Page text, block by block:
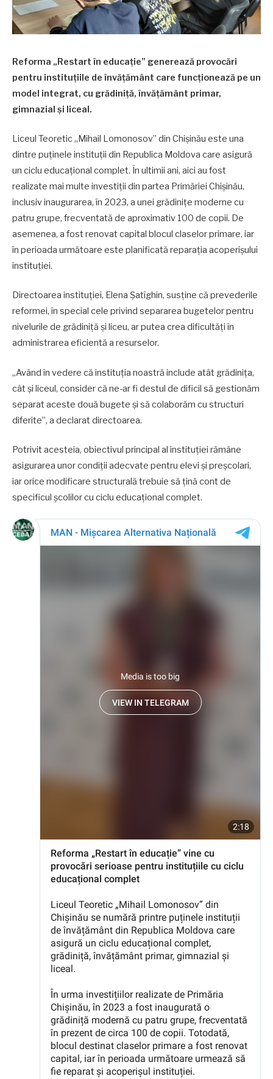
Reforma „Restart în educație” generează provocări
pentru instituțiile de învățământ care funcționează pe un
model integrat, cu grădiniță, învățământ primar,
gimnazial și liceal.
Liceul Teoretic „Mihail Lomonosov” din Chișinău este una
dintre puținele instituții din Republica Moldova care asigură
un ciclu educațional complet. În ultimii ani, aici au fost
realizate mai multe investiții din partea Primăriei Chișinău,
inclusiv inaugurarea, în 2023, a unei grădinițe moderne cu
patru grupe, frecventată de aproximativ 100 de copii. De
asemenea, a fost renovat capital blocul claselor primare, iar
în perioada următoare este planificată reparația acoperișului
instituției.
Directoarea instituției, Elena Șatîghin, susține că prevederile
reformei, în special cele privind separarea bugetelor pentru
nivelurile de grădiniță și liceu, ar putea crea dificultăți în
administrarea eficientă a resurselor.
„Având în vedere că instituția noastră include atât grădinița,
cât și liceul, consider că ne-ar fi destul de dificil să gestionăm
separat aceste două bugete și să colaborăm cu structuri
diferite”, a declarat directoarea.
Potrivit acesteia, obiectivul principal al instituției rămâne
asigurarea unor condiții adecvate pentru elevi și preșcolari,
iar orice modificare structurală trebuie să țină cont de
specificul școlilor cu ciclu educațional complet.